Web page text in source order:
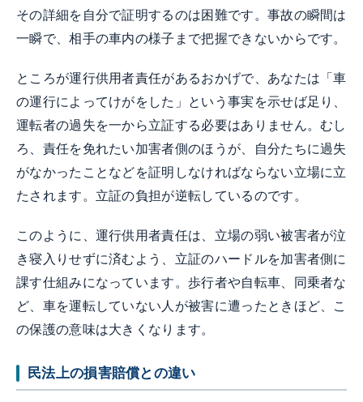
その詳細を自分で証明するのは困難です。事故の瞬間は
一瞬で、相手の車内の様子まで把握できないからです。
ところが運行供用者責任があるおかげで、あなたは「車
の運行によってけがをした」という事実を示せば足り、
運転者の過失を一から立証する必要はありません。むし
ろ、責任を免れたい加害者側のほうが、自分たちに過失
がなかったことなどを証明しなければならない立場に立
たされます。立証の負担が逆転しているのです。
このように、運行供用者責任は、立場の弱い被害者が泣
き寝入りせずに済むよう、立証のハードルを加害者側に
課す仕組みになっています。歩行者や自転車、同乗者な
ど、車を運転していない人が被害に遭ったときほど、こ
の保護の意味は大きくなります。
民法上の損害賠償との違い